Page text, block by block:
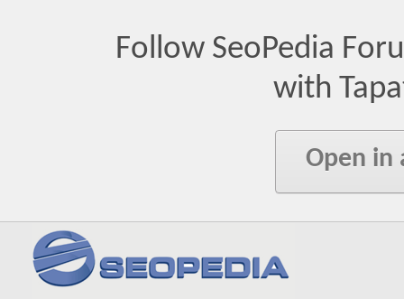
Follow SeoPedia
with
Open in